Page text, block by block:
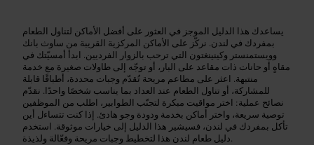
يساعدك هذا الدليل الموجز في العثور على أفضل الأماكن لتناول الطعام
بمفردك في لندن. نركّز على الأماكن المركزية القريبة من ساوث بانك
وويستمنستر وكينينغتون التي ترحب بالزوار الفرديين. ابدأ أمسيّتك في
مقاهٍ أو حانات ذات مقاعد على البار، أو توجّه إلى طاولات صغيرة مع خدمة
منتبهة. اعثر على مطاعم مريحة تُقدّم وجبات محددة، أطباقًا قابلة
للمشاركة، أو تناول الطعام عند العداد بما يناسب شخصًا واحدًا. نقدّم
نصائح عملية: اختر مواقيت مبكرة لتجنّب الطوابير، اطلب من الموظفين
توصية سريعة، واختر أماكن بخدمة ودودة وجو هادئ. إذا كنت تتساءل أين
تأكل بمفردك في لندن، فسيشير هذا الدليل إلى خيارات موثوقة. استخدم
دليل طعام لندن هذا لتخطيط وجبات مريحة وفعّالة ولذيذة.